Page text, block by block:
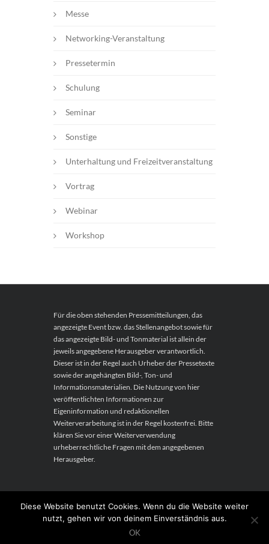
Messe
Networking-Veranstaltung
Pressetermin
Schulung
Seminar
Sonstige
Unterhaltung und Freizeitveranstaltung
Vortrag
Webinar
Workshop
Für die oben stehenden Pressemitteilungen, das
angezeigte Event bzw. das Stellenangebot sowie für
das angezeigte Bild- und Tonmaterial ist allein der
jeweils angegebene Herausgeber verantwortlich.
Dieser ist in der Regel auch Urheber der Pressetexte
sowie der angehängten Bild-, Ton- und
Informationsmaterialien. Die Nutzung von hier
veröffentlichten Informationen zur
Eigeninformation und redaktionellen
Weiterverarbeitung ist in der Regel kostenfrei. Bitte
klären Sie vor einer Weiterverwendung
urheberrechtliche Fragen mit dem angegebenen
Herausgeber.
Proudly powered by WordPressTheme:
hamzahshop by
Diese Website benutzt Cookies. Wenn du die Website weiter
nutzt, gehen wir von deinem Einverständnis aus.
OK